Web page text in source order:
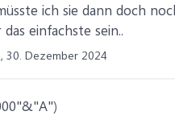
ich sie dann doch
einfachste sein..
30. Dezember 2024